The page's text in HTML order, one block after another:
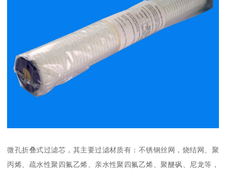
微孔折叠式过滤芯，其主要过滤材质有：不锈钢丝网，烧结网、聚
丙烯、疏水性聚四氟乙烯、亲水性聚四氟乙烯、聚醚砜、尼龙等，